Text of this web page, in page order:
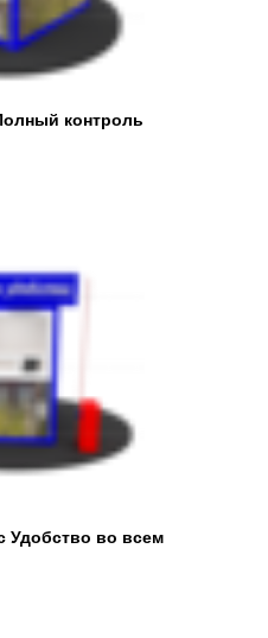
контроль
Удобство во всем